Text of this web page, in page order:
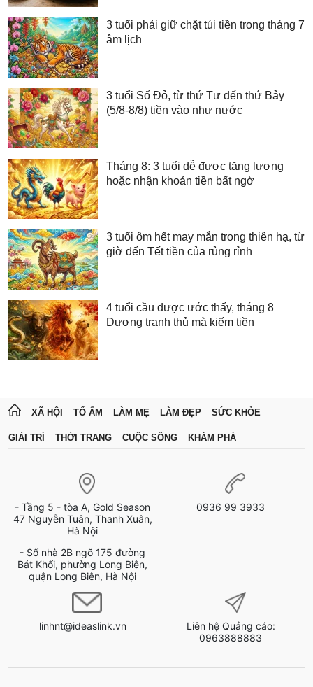
3 tuổi phải giữ chặt túi tiền trong tháng 7
âm lịch
3 tuổi Số Đỏ, từ thứ Tư đến thứ Bảy
(5/8-8/8) tiền vào như nước
Tháng 8: 3 tuổi dễ được tăng lương
hoặc nhận khoản tiền bất ngờ
3 tuổi ôm hết may mắn trong thiên hạ, từ
giờ đến Tết tiền của rủng rỉnh
4 tuổi cầu được ước thấy, tháng 8
Dương tranh thủ mà kiếm tiền
XÃ HỘI TỔ ẤM LÀM MẸ LÀM ĐẸP SỨC KHỎE
GIẢI TRÍ THỜI TRANG CUỘC SỐNG KHÁM PHÁ
- Tầng 5 - tòa A, Gold Season
47 Nguyễn Tuân, Thanh Xuân,
Hà Nội
- Số nhà 2B ngõ 175 đường
Bát Khối, phường Long Biên,
quận Long Biên, Hà Nội
0936 99 3933
linhnt@ideaslink.vn
Liên hệ Quảng cáo:
0963888883